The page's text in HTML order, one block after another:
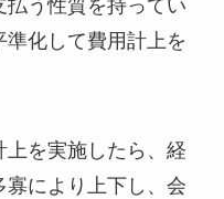
う性質を持ってい
化して費用計上を
を実施したら、経
により上下し、会